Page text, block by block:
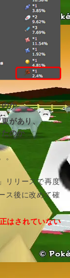
か
があり、
のか
。
リリースで再度
ス後に改めて確
はされていない